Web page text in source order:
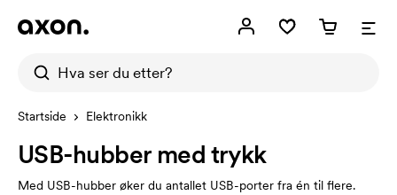
Startside Elektronikk
USB-hubber med trykk
Med USB-hubber øker du antallet USB-porter fra én til flere.